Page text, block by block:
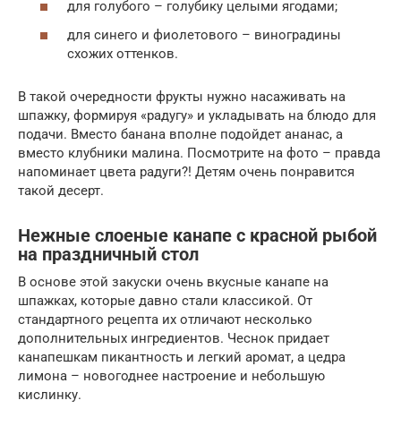
для голубого – голубику целыми ягодами;
для синего и фиолетового – виноградины
схожих оттенков.
В такой очередности фрукты нужно насаживать на
шпажку, формируя «радугу» и укладывать на блюдо для
подачи. Вместо банана вполне подойдет ананас, а
вместо клубники малина. Посмотрите на фото – правда
напоминает цвета радуги?! Детям очень понравится
такой десерт.
Нежные слоеные канапе с красной рыбой
на праздничный стол
В основе этой закуски очень вкусные канапе на
шпажках, которые давно стали классикой. От
стандартного рецепта их отличают несколько
дополнительных ингредиентов. Чеснок придает
канапешкам пикантность и легкий аромат, а цедра
лимона – новогоднее настроение и небольшую
кислинку.